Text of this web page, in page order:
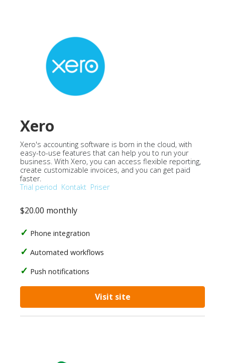
Xero
Xero's accounting software is born in the cloud, with
easy-to-use features that can help you to run your
business. With Xero, you can access flexible reporting,
create customizable invoices, and you can get paid
faster.
Trial period Kontakt Priser
$20.00 monthly
Phone integration
Automated workflows
Push notifications
Visit site